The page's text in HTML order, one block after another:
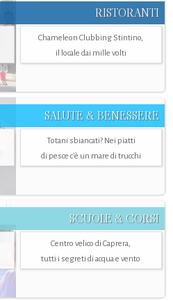
RISTORANTI
Chameleon Clubbing Stintino,
il locale dai mille volti
SALUTE & BENESSERE
Totani sbiancati? Nei piatti
di pesce c'è un mare di trucchi
SCUOLE & CORSI
Centro velico di Caprera,
tutti i segreti di acqua e vento